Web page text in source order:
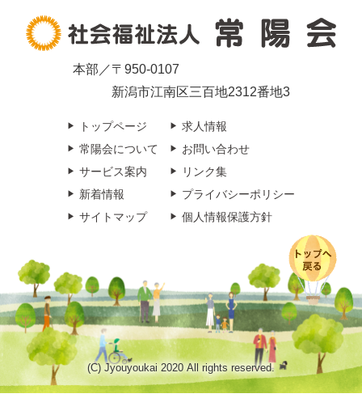
本部／〒950-0107
新潟市江南区三百地2312番地3
トップページ
常陽会について
サービス案内
新着情報
サイトマップ
求人情報
お問い合わせ
リンク集
プライバシーポリシー
個人情報保護方針
(C) Jyouyoukai 2020 All rights reserved.